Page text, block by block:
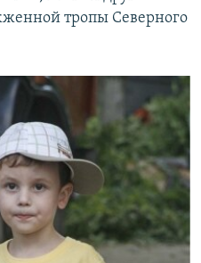
тропы Северного